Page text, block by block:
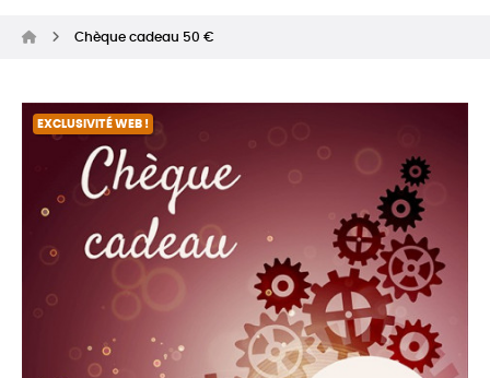
Chèque cadeau 50 €
EXCLUSIVITÉ WEB !